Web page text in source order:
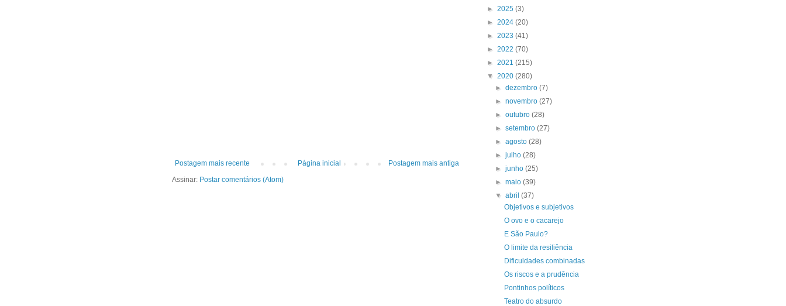
Postagem mais recente Postagem mais antiga
Página inicial
Assinar: Postar comentários (Atom)
► 2025 (3)
► 2024 (20)
► 2023 (41)
► 2022 (70)
► 2021 (215)
▼ 2020 (280)
►dezembro(7)
►novembro(27)
►outubro(28)
►setembro(27)
►agosto(28)
►julho(28)
►junho(25)
►maio(39)
▼abril(37)
Objetivos e subjetivos
O ovo e o cacarejo
E São Paulo?
O limite da resiliência
Dificuldades combinadas
Os riscos e a prudência
Pontinhos políticos
Teatro do absurdo